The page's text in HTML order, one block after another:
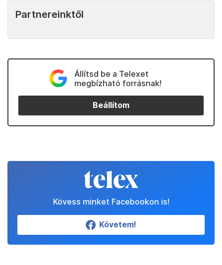
Partnereinktől
Állítsd be a Telexet
megbízható forrásnak!
Beállítom
Kövess minket Facebookon is!
Követem!